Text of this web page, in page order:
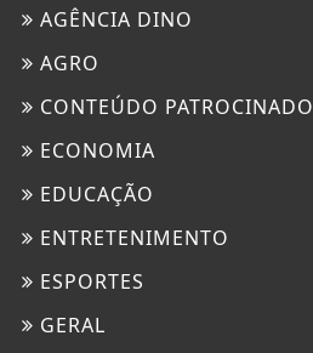
AGÊNCIA DINO
AGRO
CONTEÚDO PATROCINADO
ECONOMIA
EDUCAÇÃO
ENTRETENIMENTO
ESPORTES
GERAL